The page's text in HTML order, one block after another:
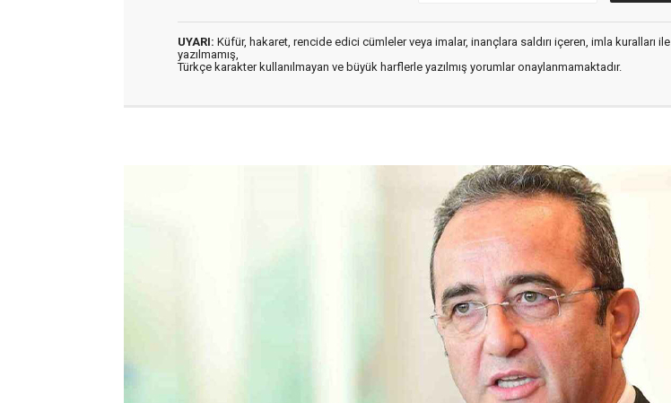
UYARI: Küfür, hakaret, rencide edici cümleler veya imalar, inançlara saldırı içeren, imla kuralları ile
yazılmamış,
Türkçe karakter kullanılmayan ve büyük harflerle yazılmış yorumlar onaylanmamaktadır.